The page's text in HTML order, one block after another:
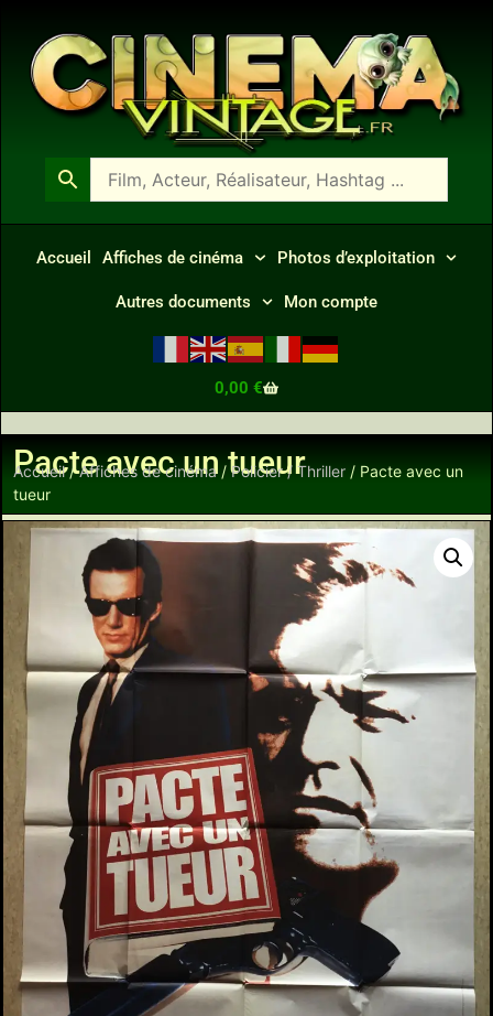
Accueil Affiches de cinéma Photos d’exploitation
Autres documents Mon compte
0,00 €
Pacte avec un tueur
Accueil/Affiches de cinéma/Policier / Thriller / Pacte avec un
tueur